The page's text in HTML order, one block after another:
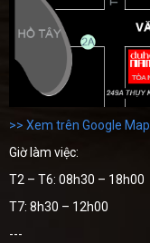
>> Xem trên Google Map
Giờ làm việc:
T2 – T6: 08h30 – 18h00
T7: 8h30 – 12h00
---